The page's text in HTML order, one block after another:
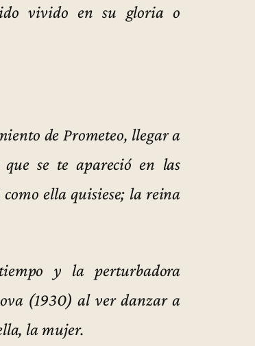
vivido en su gloria o
de Prometeo, llegar a
se te apareció en las
ella quisiese; la reina
y la perturbadora
(1930) al ver danzar a
la mujer.